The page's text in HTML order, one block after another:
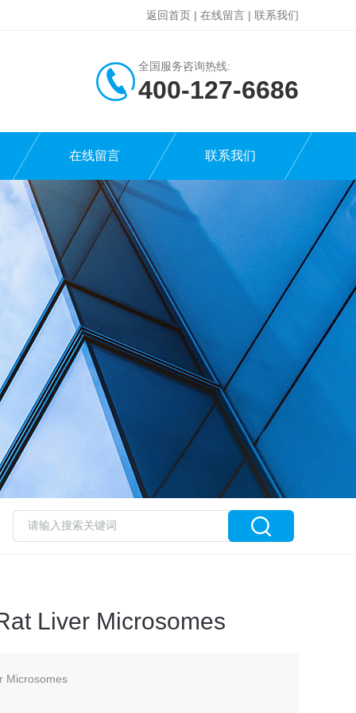
返回首页 | 在线留言 | 联系我们
全国服务咨询热线:
400-127-6686
在线留言 联系我们
Liver Microsomes
Microsomes